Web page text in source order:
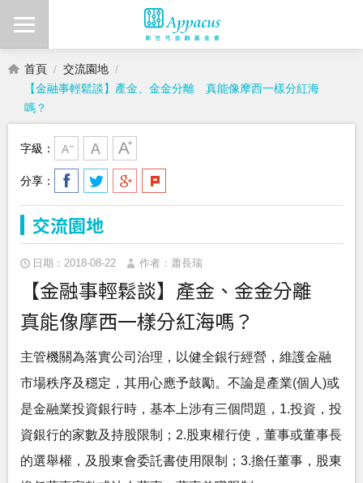
首頁
交流園地
【金融事輕鬆談】產金、金金分離 真能像摩西一樣分紅海
嗎？
字級：
分享：
交流園地
日期：2018-08-22 作者：蕭長瑞
【金融事輕鬆談】產金、金金分離
真能像摩西一樣分紅海嗎？
主管機關為落實公司治理，以健全銀行經營，維護金融
市場秩序及穩定，其用心應予鼓勵。不論是產業(個人)或
是金融業投資銀行時，基本上涉有三個問題，1.投資，投
資銀行的家數及持股限制；2.股東權行使，董事或董事長
的選舉權，及股東會委託書使用限制；3.擔任董事，股東